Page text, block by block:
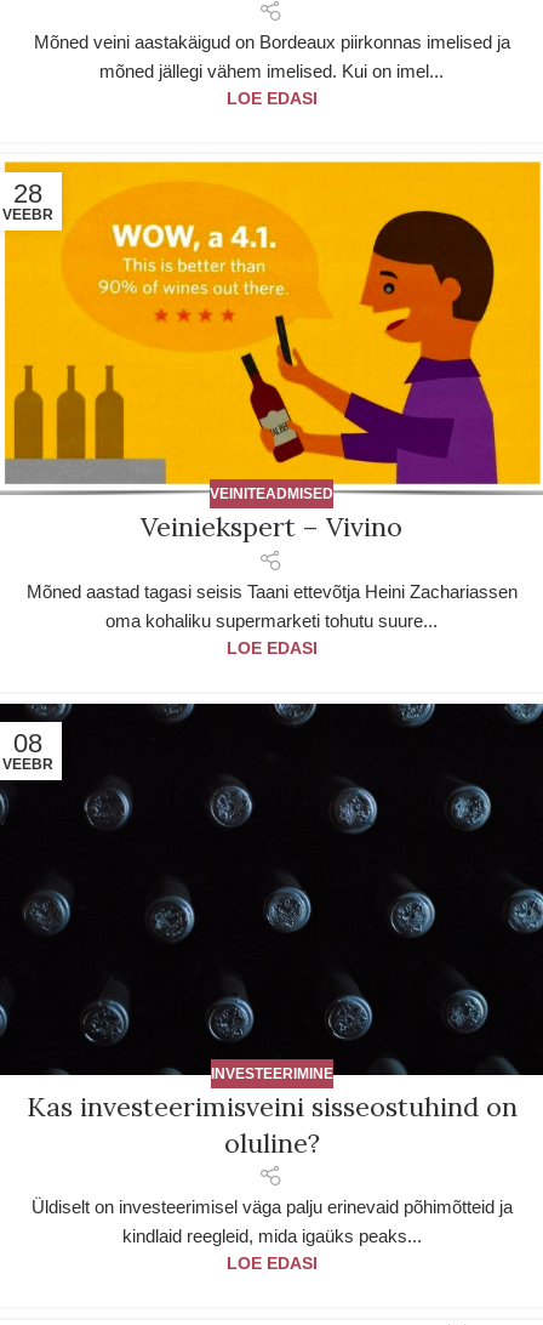
Mõned veini aastakäigud on Bordeaux piirkonnas imelised ja
mõned jällegi vähem imelised. Kui on imel...
LOE EDASI
28
VEEBR
VEINITEADMISED
Veiniekspert – Vivino
Mõned aastad tagasi seisis Taani ettevõtja Heini Zachariassen
oma kohaliku supermarketi tohutu suure...
LOE EDASI
08
VEEBR
INVESTEERIMINE
Kas investeerimisveini sisseostuhind on
oluline?
Üldiselt on investeerimisel väga palju erinevaid põhimõtteid ja
kindlaid reegleid, mida igaüks peaks...
LOE EDASI